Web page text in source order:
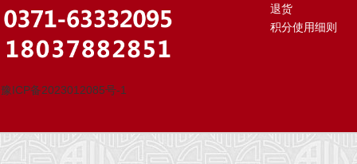
豫ICP备2023012085号-1
退货
积分使用细则